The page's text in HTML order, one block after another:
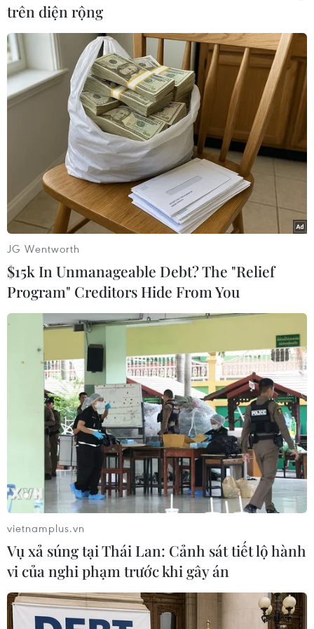
tâm Hamburg ở miền Bắc nước
Đức đã bị phong tỏa do lo ngại 2
hành khách trên tàu có thể đã
mang theo một loại virus nguy
hiểm.
(Vietnam+)
#Virus lạ #COVID-19 #Chủng virus lạ Nga
Theo dõi VietnamPlus
TIN LIÊN QUAN
trên diện rộng
JG Wentworth
$15k In Unmanageable Debt? The "Relief
Program" Creditors Hide From You
vietnamplus.vn
Vụ xả súng tại Thái Lan: Cảnh sát tiết lộ hành
vi của nghi phạm trước khi gây án